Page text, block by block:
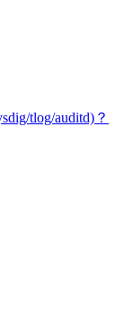
tlog/auditd)？